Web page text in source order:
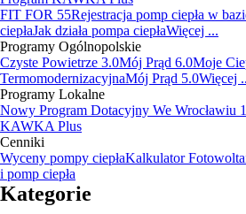
FIT FOR 55Rejestracja pomp ciepła w
ciepłaJak działa pompa ciepłaWięcej ...
Programy Ogólnopolskie
Czyste Powietrze 3.0Mój Prąd 6.0Moje
TermomodernizacyjnaMój Prąd 5.0Więcej
Programy Lokalne
Nowy Program Dotacyjny We Wrocławiu
KAWKA Plus
Cenniki
Wyceny pompy ciepłaKalkulator
i pomp ciepła
Kategorie